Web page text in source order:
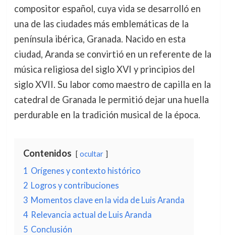
compositor español, cuya vida se desarrolló en
una de las ciudades más emblemáticas de la
península ibérica, Granada. Nacido en esta
ciudad, Aranda se convirtió en un referente de la
música religiosa del siglo XVI y principios del
siglo XVII. Su labor como maestro de capilla en la
catedral de Granada le permitió dejar una huella
perdurable en la tradición musical de la época.
Contenidos ocultar
1 Orígenes y contexto histórico
2 Logros y contribuciones
3 Momentos clave en la vida de Luis Aranda
4 Relevancia actual de Luis Aranda
5 Conclusión